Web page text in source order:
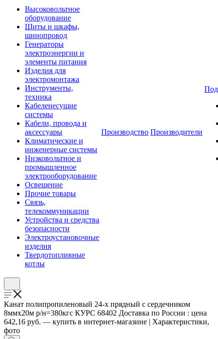
Высоковольтное
оборудование
Щиты и шкафы,
шинопровод
Генераторы
электроэнергии и
элементы питания
Изделия для
электромонтажа
Инструменты,
техника
Кабеленесущие
системы
Кабели, провода и
аксессуары
Климатические и
инженерные системы
Низковольтное и
промышленное
электрооборудование
Освещение
Прочие товары
Связь,
телекоммуникации
Устройства и средства
безопасности
Электроустановочные
изделия
Твердотопливные
котлы
Производство Производители
Канат полипропиленовый 24-х прядный с сердечником
8ммх20м р/н=380кгс КУРС 68402 Доставка по России : цена
642,16 руб. — купить в интернет-магазине | Характеристики,
фото